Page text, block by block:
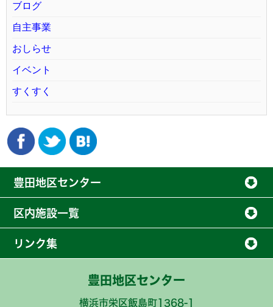
ブログ
自主事業
おしらせ
イベント
すくすく
豊田地区センター
区内施設一覧
リンク集
豊田地区センター
横浜市栄区飯島町1368-1